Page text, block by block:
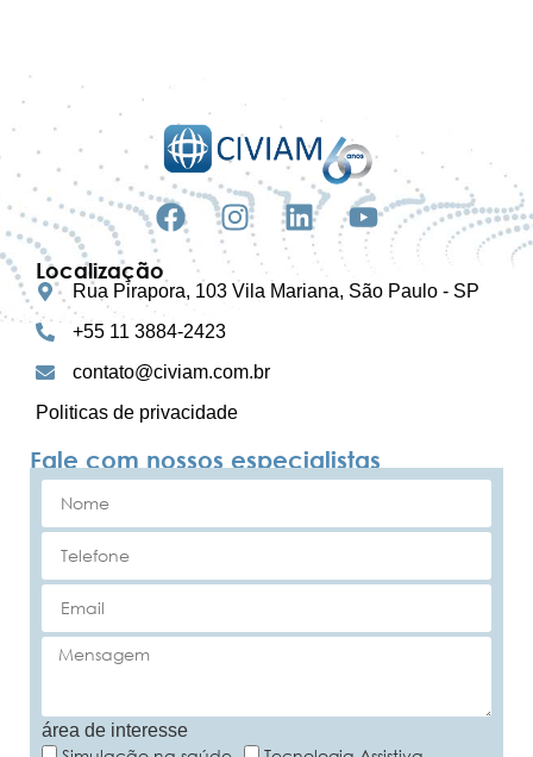
Localização
Rua Pirapora, 103 Vila Mariana, São Paulo - SP
+55 11 3884-2423
contato@civiam.com.br
Politicas de privacidade
Fale com nossos especialistas
área de interesse